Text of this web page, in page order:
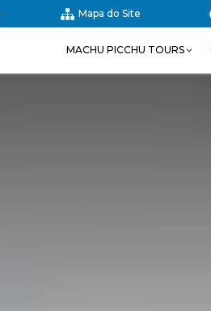
Mapa do Site
MACHU PICCHU TOURS